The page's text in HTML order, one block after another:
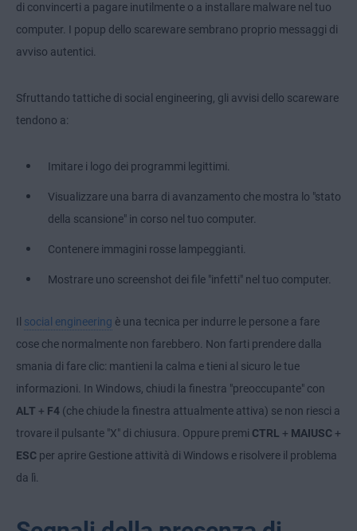
di convincerti a pagare inutilmente o a installare malware nel tuo
computer. I popup dello scareware sembrano proprio messaggi di
avviso autentici.
Sfruttando tattiche di social engineering, gli avvisi dello scareware
tendono a:
Imitare i logo dei programmi legittimi.
Visualizzare una barra di avanzamento che mostra lo "stato
della scansione" in corso nel tuo computer.
Contenere immagini rosse lampeggianti.
Mostrare uno screenshot dei file "infetti" nel tuo computer.
Il social engineering è una tecnica per indurre le persone a fare
cose che normalmente non farebbero. Non farti prendere dalla
smania di fare clic: mantieni la calma e tieni al sicuro le tue
informazioni. In Windows, chiudi la finestra "preoccupante" con
ALT + F4 (che chiude la finestra attualmente attiva) se non riesci a
trovare il pulsante "X" di chiusura. Oppure premi CTRL + MAIUSC +
ESC per aprire Gestione attività di Windows e risolvere il problema
da lì.